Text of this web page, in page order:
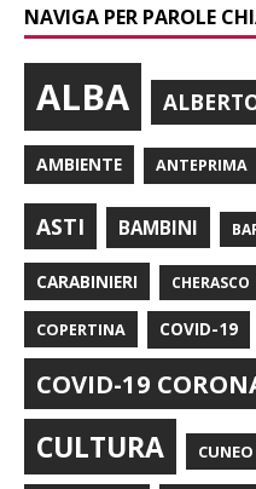
NAVIGA PER PAROLE
ALBA
AMBIENTE ANTEPRIMA
ASTI BAMBINI
CARABINIERI CHERASCO
COPERTINA COVID-19
COVID-19
CULTURA CUNEO